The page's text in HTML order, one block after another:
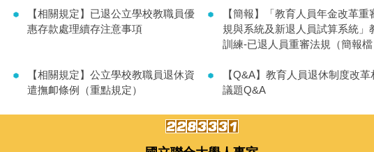
【相關規定】已退公立學校教職員優
惠存款處理續存注意事項
【簡報】「教育人員年金改革重
規與系統及新退人員試算系統」
訓練-已退人員重審法規（簡報檔
【相關規定】公立學校教職員退休資
遣撫卹條例（重點規定）
【Q&A】教育人員退休制度改革
議題Q&A